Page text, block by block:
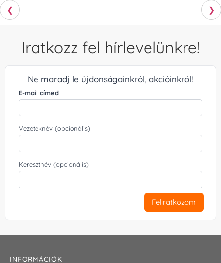
❮ ❯
Iratkozz fel hírlevelünkre!
Ne maradj le újdonságainkról, akcióinkról!
E-mail címed
Vezetéknév (opcionális)
Keresztnév (opcionális)
Feliratkozom
INFORMÁCIÓK